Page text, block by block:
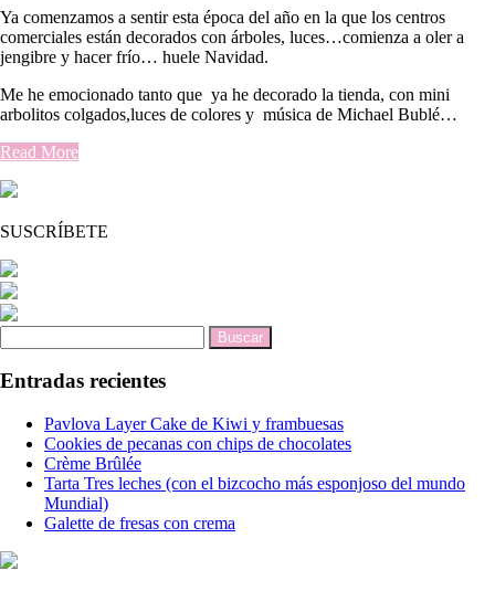
Ya comenzamos a sentir esta época del año en la que los centros
comerciales están decorados con árboles, luces…comienza a oler a
jengibre y hacer frío… huele Navidad.
Me he emocionado tanto que ya he decorado la tienda, con mini
arbolitos colgados,luces de colores y música de Michael Bublé…
Read More
SUSCRÍBETE
Entradas recientes
Pavlova Layer Cake de Kiwi y frambuesas
Cookies de pecanas con chips de chocolates
Crème Brûlée
Tarta Tres leches (con el bizcocho más esponjoso del mundo
Mundial)
Galette de fresas con crema